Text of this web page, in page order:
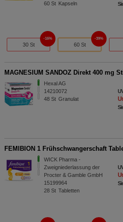
60 St Kapseln
30 St
16%
60 St
39%
MAGNESIUM SANDOZ Direkt 400 mg
Hexal AG
14210072
48 St Granulat
FEMIBION 1 Frühschwangerschaft
WICK Pharma -
Zweigniederlassung der
Procter & Gamble GmbH
15199964
28 St Tabletten